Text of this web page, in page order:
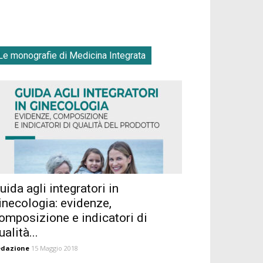
monografie di Medicina Integrata
agli integratori in
evidenze,
e indicatori di
15 Maggio 2018